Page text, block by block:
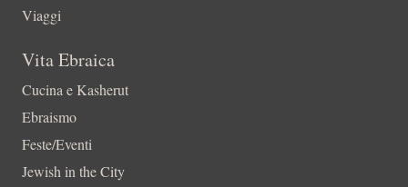
Viaggi
Vita Ebraica
Cucina e Kasherut
Ebraismo
Feste/Eventi
Jewish in the City